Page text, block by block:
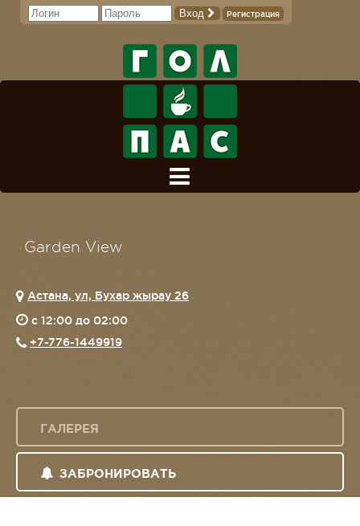
Вход Регистрация
Garden View
Астана, ​ул, Бухар жырау 26
c 12:00 до 02:00
+7-776-1449919
ГАЛЕРЕЯ
ЗАБРОНИРОВАТЬ